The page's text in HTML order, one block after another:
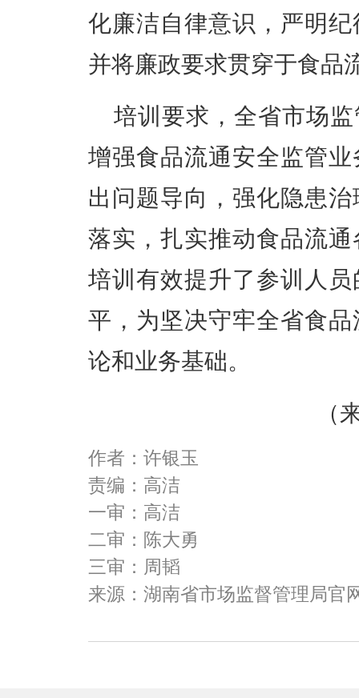
化廉洁自律意识，严明
并将廉政要求贯穿于食品
培训要求，全省市场
增强食品流通安全监管
出问题导向，强化隐患
落实，扎实推动食品流
培训有效提升了参训人
平，为坚决守牢全省食
论和业务基础。
（
作者：许银玉
责编：高洁
一审：高洁
二审：陈大勇
三审：周韬
来源：湖南省市场监督管理局官